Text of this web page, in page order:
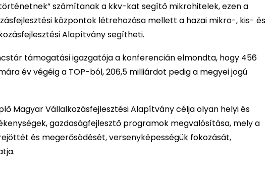
számítanak a kkv-kat segítő mikrohitelek, ezen a
központok létrehozása mellett a hazai mikro-, kis- és
Alapítvány segítheti.
támogatási igazgatója a konferencián elmondta, hogy 456
év végéig a TOP-ból, 206,5 milliárdot pedig a megyei jogú
Magyar Vállalkozásfejlesztési Alapítvány célja olyan helyi és
gazdaságfejlesztő programok megvalósítása, mely a
és megerősödését, versenyképességük fokozását,